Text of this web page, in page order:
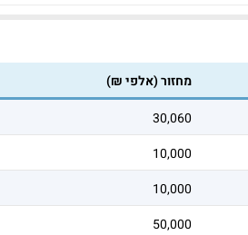
מחזור (אלפי ₪)
30,060
10,000
10,000
50,000